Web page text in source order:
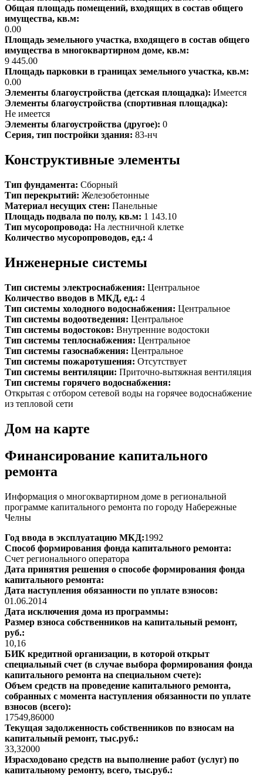
Общая площадь помещений, входящих в состав общего
имущества, кв.м:
0.00
Площадь земельного участка, входящего в состав общего
имущества в многоквартирном доме, кв.м:
9 445.00
Площадь парковки в границах земельного участка, кв.м:
0.00
Элементы благоустройства (детская площадка): Имеется
Элементы благоустройства (спортивная площадка):
Не имеется
Элементы благоустройства (другое): 0
Серия, тип постройки здания: 83-нч
Конструктивные элементы
Тип фундамента: Сборный
Тип перекрытий: Железобетонные
Материал несущих стен: Панельные
Площадь подвала по полу, кв.м: 1 143.10
Тип мусоропровода: На лестничной клетке
Количество мусоропроводов, ед.: 4
Инженерные системы
Тип системы электроснабжения: Центральное
Количество вводов в МКД, ед.: 4
Тип системы холодного водоснабжения: Центральное
Тип системы водоотведения: Центральное
Тип системы водостоков: Внутренние водостоки
Тип системы теплоснабжения: Центральное
Тип системы газоснабжения: Центральное
Тип системы пожаротушения: Отсутствует
Тип системы вентиляции: Приточно-вытяжная вентиляция
Тип системы горячего водоснабжения:
Открытая с отбором сетевой воды на горячее водоснабжение
из тепловой сети
Дом на карте
Финансирование капитального
ремонта
Информация о многоквартирном доме в региональной
программе капитального ремонта по городу Набережные
Челны
Год ввода в эксплуатацию МКД:1992
Способ формирования фонда капитального ремонта:
Счет регионального оператора
Дата принятия решения о способе формирования фонда
капитального ремонта:
Дата наступления обязанности по уплате взносов:
01.06.2014
Дата исключения дома из программы:
Размер взноса собственников на капитальный ремонт,
руб.:
10,16
БИК кредитной организации, в которой открыт
специальный счет (в случае выбора формирования фонда
капитального ремонта на специальном счете):
Объем средств на проведение капитального ремонта,
собранных с момента наступления обязанности по уплате
взносов (всего):
17549,86000
Текущая задолженность собственников по взносам на
капитальный ремонт, тыс.руб.:
33,32000
Израсходовано средств на выполнение работ (услуг) по
капитальному ремонту, всего, тыс.руб.: